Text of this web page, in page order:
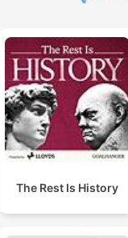
The Rest Is History